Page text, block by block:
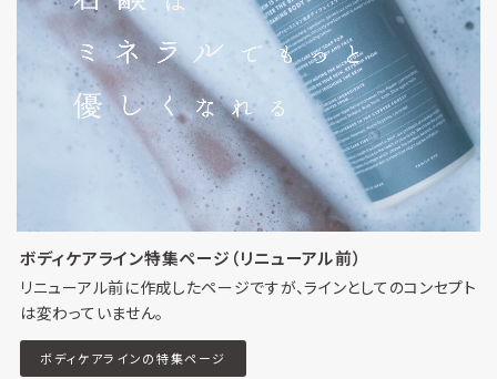
ボディケアライン特集ページ（リニューアル前）
リニューアル前に作成したページですが、ラインとしてのコンセプト
は変わっていません。
ボディケアラインの特集ページ